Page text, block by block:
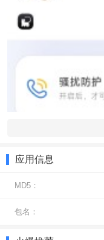
应用信息
MD5：
包名：